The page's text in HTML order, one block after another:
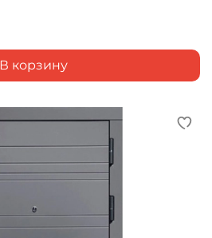
В корзину